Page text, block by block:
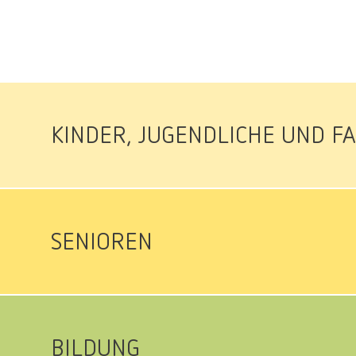
KINDER, JUGENDLICHE UND
SENIOREN
BILDUNG